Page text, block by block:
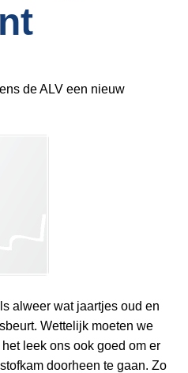
de ALV een nieuw
alweer wat jaartjes oud en
Wettelijk moeten we
leek ons ook goed om er
doorheen te gaan. Zo